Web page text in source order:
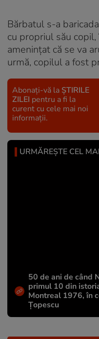
Bărbatul s-a
cu propriul său copil,
amenințat că se va
urmă, copilul a fost
Abonați-vă la ȘTIRILE
ZILEI pentru a fi la
curent cu cele mai noi
informații.
URMĂREȘTE CEL
50 de ani de când
primul 10 din
Montreal 1976, în
Țopescu